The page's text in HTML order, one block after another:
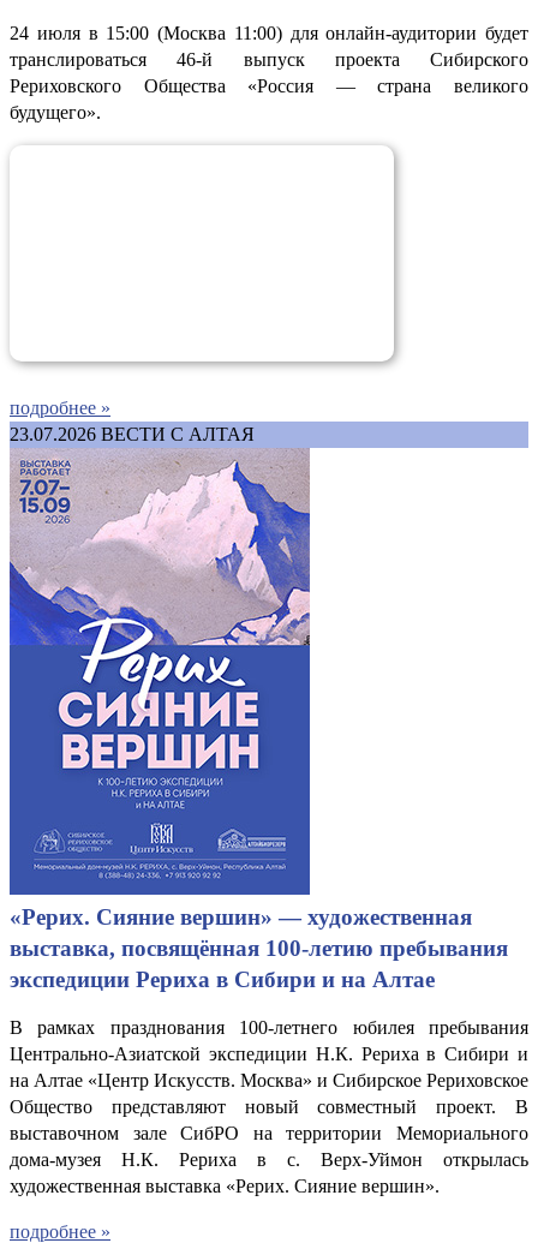
24 июля в 15:00 (Москва 11:00) для онлайн-аудитории будет
транслироваться 46-й выпуск проекта Сибирского
Рериховского Общества «Россия — страна великого
будущего».
подробнее »
23.07.2026 ВЕСТИ С АЛТАЯ
«Рерих. Сияние вершин» — художественная
выставка, посвящённая 100-летию пребывания
экспедиции Рериха в Сибири и на Алтае
В рамках празднования 100-летнего юбилея пребывания
Центрально-Азиатской экспедиции Н.К. Рериха в Сибири и
на Алтае «Центр Искусств. Москва» и Сибирское Рериховское
Общество представляют новый совместный проект. В
выставочном зале СибРО на территории Мемориального
дома-музея Н.К. Рериха в с. Верх-Уймон открылась
художественная выставка «Рерих. Сияние вершин».
подробнее »